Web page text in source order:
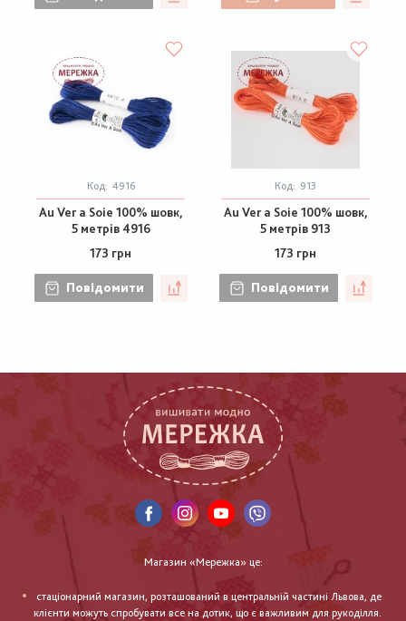
Код: 4916
Au Ver a Soie 100% шовк,
5 метрів 4916
173 грн
Повідомити
Код: 913
Au Ver a Soie 100% шовк,
5 метрів 913
173 грн
Повідомити
Магазин «Мережка» це:
стаціонарний магазин, розташований в центральній частині Львова, де
клієнти можуть спробувати все на дотик, що є важливим для рукоділля.